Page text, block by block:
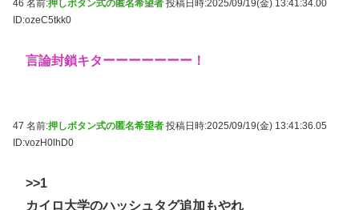
46 名前:押しボタン式の匿名希望者 投稿日時:2025/09/19(金) 13:41:34.00
ID:ozeC5tkk0
言論封鎖キターーーーーーー！
47 名前:押しボタン式の匿名希望者 投稿日時:2025/09/19(金) 13:41:36.05
ID:vozH0lhD0
>>1
カイロ大学のハッシュタグ追加もやれ